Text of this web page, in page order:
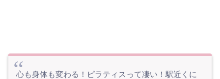
心も身体も変わる！ピラティスって凄い！駅近くに